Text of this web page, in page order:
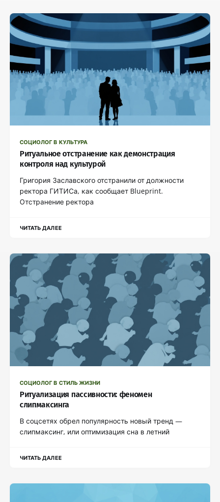
СОЦИОЛОГ В КУЛЬТУРА
Ритуальное отстранение как демонстрация
контроля над культурой
Григория Заславского отстранили от должности
ректора ГИТИСа, как сообщает Blueprint.
Отстранение ректора
ЧИТАТЬ ДАЛЕЕ
СОЦИОЛОГ В СТИЛЬ ЖИЗНИ
Ритуализация пассивности: феномен
слипмаксинга
В соцсетях обрел популярность новый тренд —
слипмаксинг, или оптимизация сна в летний
ЧИТАТЬ ДАЛЕЕ